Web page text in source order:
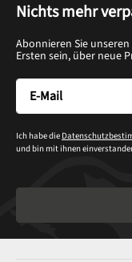
Nichts mehr
Abonnieren Sie
Ersten sein, über neue
Ich habe die
und bin mit ihnen